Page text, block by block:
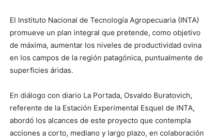
El Instituto Nacional de Tecnología Agropecuaria (INTA)
promueve un plan integral que pretende, como objetivo
de máxima, aumentar los niveles de productividad ovina
en los campos de la región patagónica, puntualmente de
superficies áridas.
En diálogo con diario La Portada, Osvaldo Buratovich,
referente de la Estación Experimental Esquel de INTA,
abordó los alcances de este proyecto que contempla
acciones a corto, mediano y largo plazo, en colaboración